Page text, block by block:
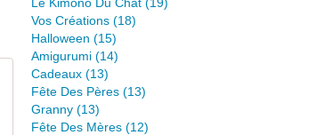
Vos Créations (18)
Halloween (15)
Amigurumi (14)
Cadeaux (13)
Fête Des Pères (13)
Granny (13)
Fête Des Mères (12)